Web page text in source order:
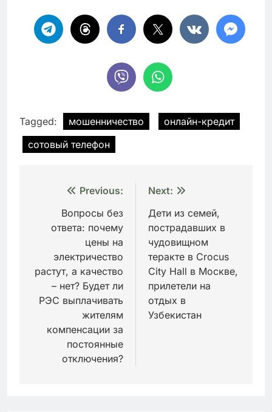
Tagged: мошенничество
онлайн-кредит
сотовый телефон
Навигация
записям
Previous:
Вопросы без
ответа: почему
цены на
электричество
растут, а качество
– нет? Будет ли
РЭС выплачивать
жителям
компенсации за
постоянные
отключения?
Next:
Дети из семей,
пострадавших в
чудовищном
теракте в Crocus
City Hall в Москве,
прилетели на
отдых в
Узбекистан